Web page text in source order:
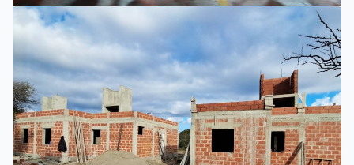
VILLA MERCEDES
EL SUEÑO DE UN EMPRENDEDOR QUE COMENZÓ HACE 30
AÑOS: SUPER EUROPA INAUGURÓ SU CUARTA SUCURSAL
EN VILLA MERCEDES